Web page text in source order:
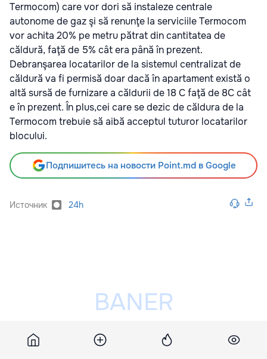
Termocom) care vor dori să instaleze centrale
autonome de gaz şi să renunţe la serviciile Termocom
vor achita 20% pe metru pătrat din cantitatea de
căldură, faţă de 5% cât era până în prezent.
Debranşarea locatarilor de la sistemul centralizat de
căldură va fi permisă doar dacă în apartament există o
altă sursă de furnizare a căldurii de 18 C faţă de 8C cât
e în prezent. În plus,cei care se dezic de căldura de la
Termocom trebuie să aibă acceptul tuturor locatarilor
blocului.
Подпишитесь на новости Point.md в Google
Источник 24h